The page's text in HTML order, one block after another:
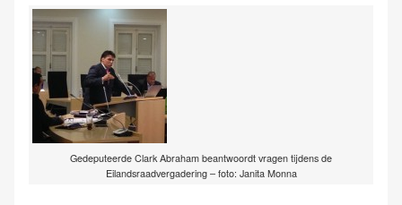
Gedeputeerde Clark Abraham beantwoordt vragen tijdens de
Eilandsraadvergadering – foto: Janita Monna